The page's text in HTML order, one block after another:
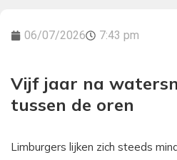
06/07/2026 7:43 pm
Vijf jaar na
tussen de oren
Limburgers lijken zich steeds